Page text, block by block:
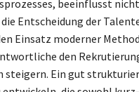
beeinflusst
Entscheidung der
Einsatz moderner
den
steigern. Ein gut